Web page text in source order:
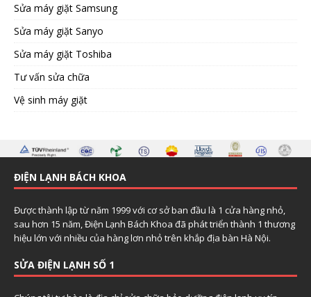
Sửa máy giặt Samsung
Sửa máy giặt Sanyo
Sửa máy giặt Toshiba
Tư vấn sửa chữa
Vệ sinh máy giặt
ĐIỆN LẠNH BÁCH KHOA
Được thành lập từ năm 1999 với cơ sở ban đầu là 1 cửa hàng nhỏ,
sau hơn 15 năm, Điện Lạnh Bách Khoa đã phát triển thành 1 thương
hiệu lớn với nhiều của hàng lơn nhỏ trên khắp địa bàn Hà Nội.
SỬA ĐIỆN LẠNH SỐ 1